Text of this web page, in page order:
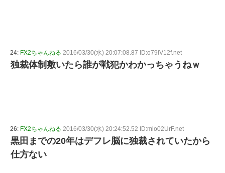
24: FX2ちゃんねる 2016/03/30(水) 20:07:08.87 ID:o79iV12f.net
独裁体制敷いたら誰が戦犯かわかっちゃうねｗ
26: FX2ちゃんねる 2016/03/30(水) 20:24:52.52 ID:mlo02UrF.net
黒田までの20年はデフレ脳に独裁されていたから
仕方ない